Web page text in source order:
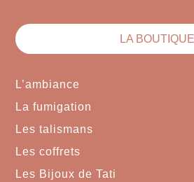
LA BOUTIQUE
L’ambiance
La fumigation
Les talismans
Les coffrets
Les Bijoux de Tati